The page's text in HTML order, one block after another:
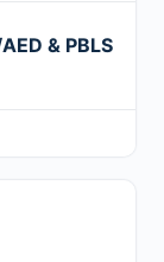
& PBLS